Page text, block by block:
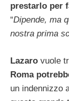
prestarlo per
“Dipende, ma
nostra prima
Lazaro vuole
Roma
un indennizzo